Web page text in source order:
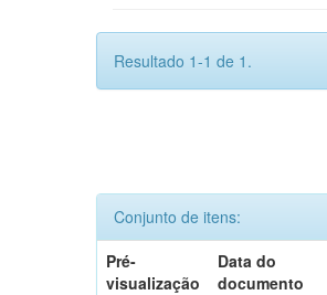
Resultado 1-1 de 1.
Conjunto de itens:
Pré-
visualização
Data do
documento